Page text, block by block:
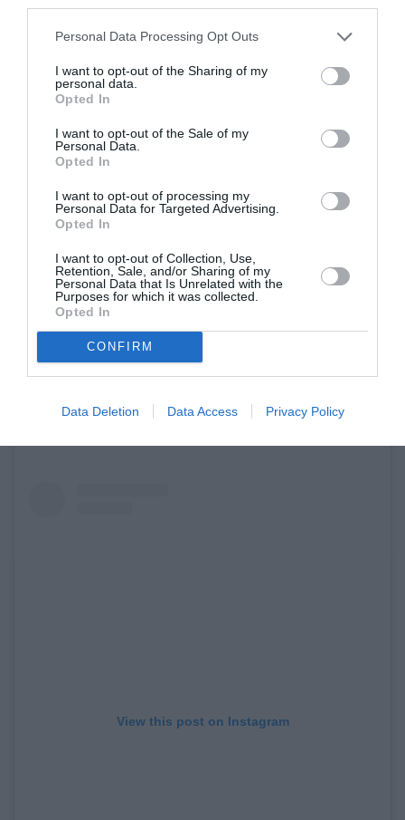
Personal Data Processing Opt Outs
I want to opt-out of the Sharing of my
personal data.
Opted In
I want to opt-out of the Sale of my
Personal Data.
Opted In
I want to opt-out of processing my
Personal Data for Targeted Advertising.
Opted In
I want to opt-out of Collection, Use,
Retention, Sale, and/or Sharing of my
Personal Data that Is Unrelated with the
Purposes for which it was collected.
Opted In
CONFIRM
Data Deletion Data Access Privacy Policy
Από την εκδήλωση, όπου παραβρέθηκαν και οι
Jack Black, Kathreyn Hahn και Jason Bateman,
συγκεντρώθηκαν γύρω στα 30 εκ. δολάρια, και
ηττηθεί στις επερχόμενες προεδρικές εκλογές ο
Donald Trump.
Παρακάτω μπορείτε να δείτε το look της Julia
Roberts και την πόζα με τον καλό της φίλο
George Clooney:
View this post on Instagram